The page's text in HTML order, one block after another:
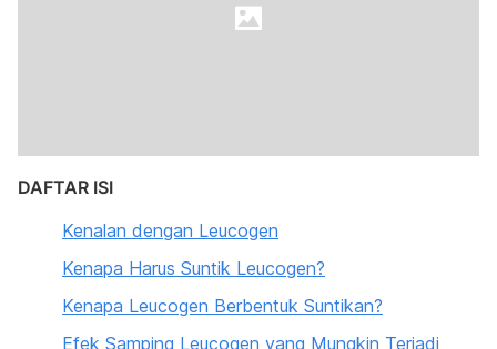
DAFTAR ISI
Kenalan dengan Leucogen
Kenapa Harus Suntik Leucogen?
Kenapa Leucogen Berbentuk Suntikan?
Efek Samping Leucogen yang Mungkin Terjadi